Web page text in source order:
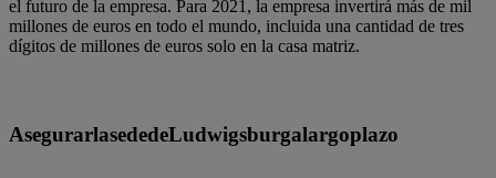
el futuro de la empresa. Para 2021, la empresa invertirá más de mil
millones de euros en todo el mundo, incluida una cantidad de tres
dígitos de millones de euros solo en la casa matriz.
AsegurarlasededeLudwigsburgalargoplazo